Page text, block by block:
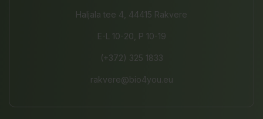
Haljala tee 4, 44415 Rakvere
E-L 10-20, P 10-19
(+372) 325 1833
rakvere@bio4you.eu